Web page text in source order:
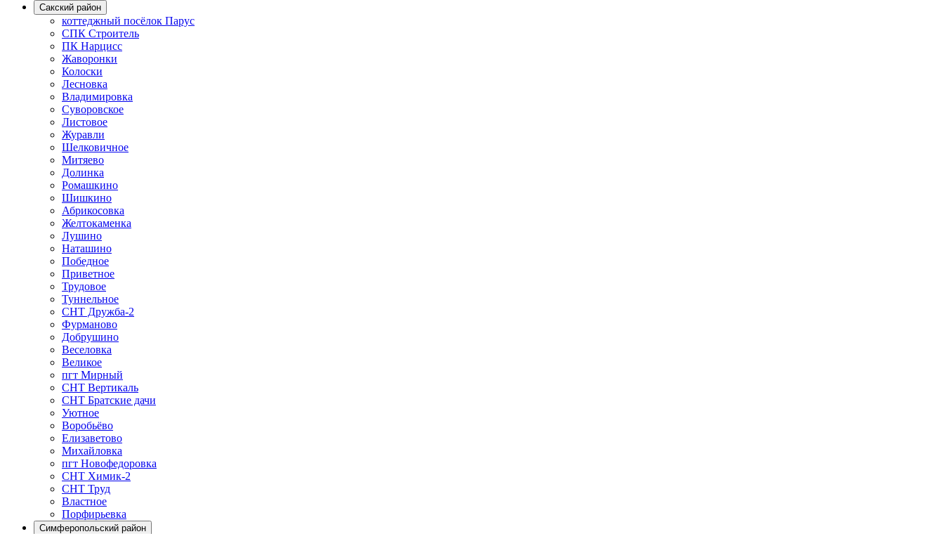
Сакский район
коттеджный посёлок Парус
СПК Строитель
ПК Нарцисс
Жаворонки
Колоски
Лесновка
Владимировка
Суворовское
Листовое
Журавли
Шелковичное
Митяево
Долинка
Ромашкино
Шишкино
Абрикосовка
Желтокаменка
Лушино
Наташино
Победное
Приветное
Трудовое
Туннельное
СНТ Дружба-2
Фурманово
Добрушино
Веселовка
Великое
пгт Мирный
СНТ Вертикаль
СНТ Братские дачи
Уютное
Воробьёво
Елизаветово
Михайловка
пгт Новофедоровка
СНТ Химик-2
СНТ Труд
Властное
Порфирьевка
Симферопольский район